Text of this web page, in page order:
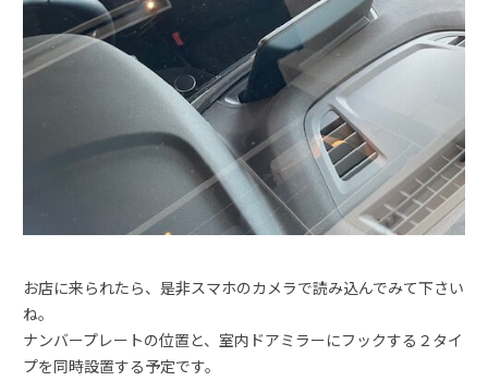
お店に来られたら、是非スマホのカメラで読み込んでみて下さい
ね。
ナンバープレートの位置と、室内ドアミラーにフックする２タイ
プを同時設置する予定です。